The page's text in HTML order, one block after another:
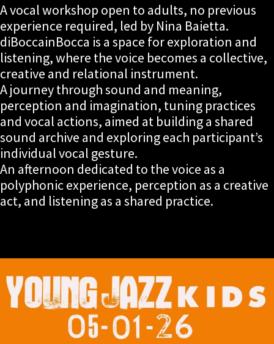
A vocal workshop open to adults, no previous
experience required, led by Nina Baietta.
diBoccainBocca is a space for exploration and
listening, where the voice becomes a collective,
creative and relational instrument.
A journey through sound and meaning,
perception and imagination, tuning practices
and vocal actions, aimed at building a shared
sound archive and exploring each participant’s
individual vocal gesture.
An afternoon dedicated to the voice as a
polyphonic experience, perception as a creative
act, and listening as a shared practice.